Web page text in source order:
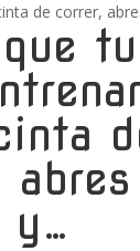
de correr,
y…